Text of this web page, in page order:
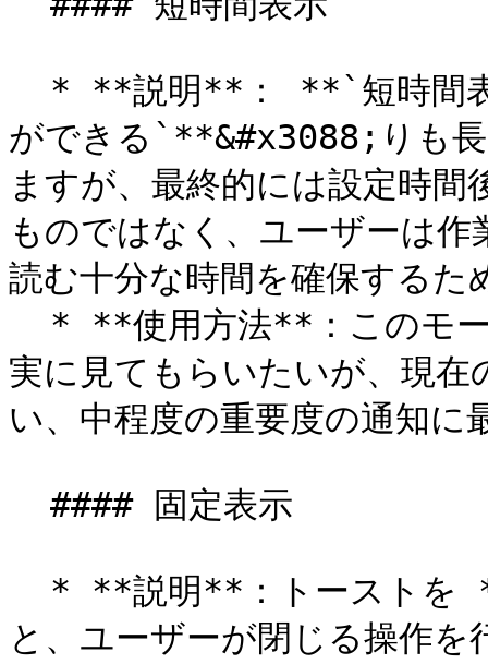
ができる`**&#x3088;りも長
ますが、最終的には設定時
ものではなく、ユーザーは
読む十分な時間を確保する
実に見てもらいたいが、現
い、中程度の重要度の通知に
と、ユーザーが閉じる操作